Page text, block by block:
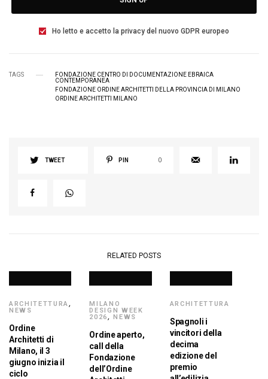
Ho letto e accetto la privacy del nuovo GDPR europeo
TAGS
FONDAZIONE CENTRO DI DOCUMENTAZIONE EBRAICA
CONTEMPORANEA
FONDAZIONE ORDINE ARCHITETTI DELLA PROVINCIA DI MILANO
ORDINE ARCHITETTI MILANO
TWEET PIN 0
RELATED POSTS
ARCHITETTURA,
NEWS
Ordine
Architetti di
Milano, il 3
giugno inizia il
ciclo
MILANO
DESIGN WEEK
2026, NEWS
Ordine aperto,
call della
Fondazione
dell’Ordine
ARCHITETTURA
Spagnoli i
vincitori della
decima
edizione del
premio